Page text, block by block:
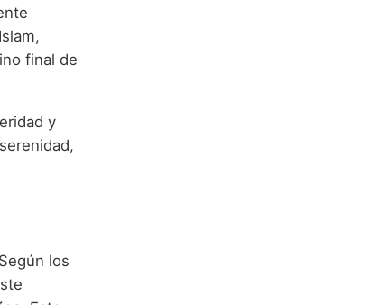
final de
y
los